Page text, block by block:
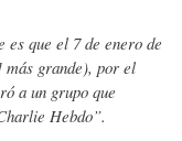
que el 7 de enero de
grande), por el
a un grupo que
Hebdo”.